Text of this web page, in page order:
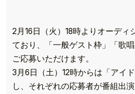
2月16日（火）18時よりオーディ
ており、「一般ゲスト枠」「歌
ご応募いただけます。
3月6日（土）12時からは「アイ
し、それぞれの応募者が番組出